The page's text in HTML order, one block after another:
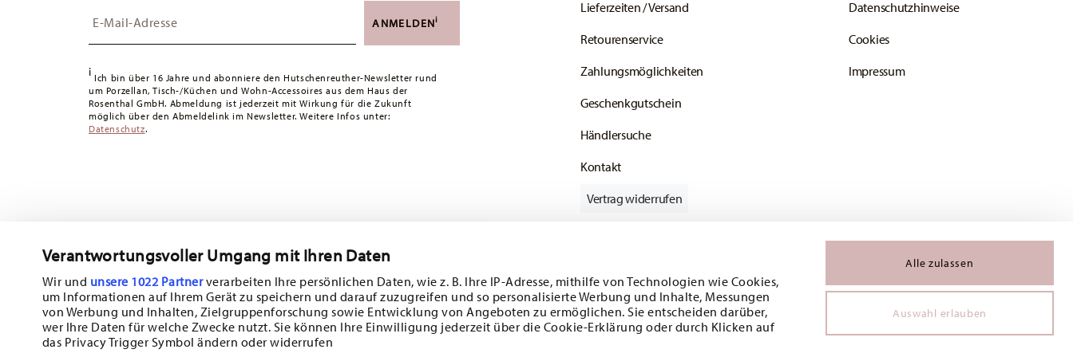
Verantwortungsvoller Umgang mit Ihren Daten
Wir und unsere 1022 Partnerverarbeiten Ihre persönlichen Daten, wie z. B. Ihre IP-Adresse, mithilfe von Technologien wie Cookies,
um Informationen auf Ihrem Gerät zu speichern und darauf zuzugreifen und so personalisierte Werbung und Inhalte, Messungen
von Werbung und Inhalten, Zielgruppenforschung sowie Entwicklung von Angeboten zu ermöglichen. Sie entscheiden darüber,
wer Ihre Daten für welche Zwecke nutzt. Sie können Ihre Einwilligung jederzeit über die Cookie-Erklärung oder durch Klicken auf
das Privacy Trigger Symbol ändern oder widerrufen
Alle zulassen
Auswahl erlauben
Schweiz:Lieferungen in die Schweiz sind ab 49,90 CHF versandkostenfrei. Unter einem Bestellwert von
Lieferzeit innerhalb Deutschlands:3-5 Werktage für vorrätige Artikel. Sie können die Lieferzeiten in
andere Länderhier einsehen.
Retouren:Für Retouren nutzen Sie bitte unserenRetourenservice
ANMELDENi
i Ich bin über 16 Jahre und abonniere den Hutschenreuther-Newsletter rund
um Porzellan, Tisch-/Küchen und Wohn-Accessoires aus dem Haus der
Rosenthal GmbH. Abmeldung ist jederzeit mit Wirkung für die Zukunft
möglich über den Abmeldelink im Newsletter. Weitere Infos unter:
Datenschutz.
Lieferzeiten / Versand
Retourenservice
Zahlungsmöglichkeiten
Geschenkgutschein
Händlersuche
Kontakt
Datenschutzhinweise
Cookies
Impressum
Vertrag widerrufen
Folgen Sie uns auf
Abonnieren Sie unseren Newsletter und erhalten Sie einen Rabatt im Wert von
10%!
Halten Sie sich über Neuigkeiten, Trends und
Sonderangebote auf dem Laufenden.